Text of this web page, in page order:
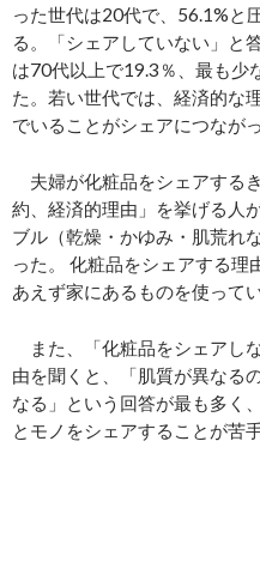
った世代は20代で、56.1%と
る。「シェアしていない」と
は70代以上で19.3％、最も少
た。若い世代では、経済的な
でいることがシェアにつなが
夫婦が化粧品をシェアする
約、経済的理由」を挙げる人
ブル（乾燥・かゆみ・肌荒れ
った。 化粧品をシェアする理
あえず家にあるものを使って
また、「化粧品をシェアし
由を聞くと、「肌質が異なる
なる」という回答が最も多く
とモノをシェアすることが苦